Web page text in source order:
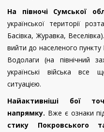
На півночі Сумської
української території
Басівка, Журавка,
вийти до населеного
Водолаги (на північний
українські війська все
ситуацією.
Найактивніші бої
напрямку. Вже є ознаки
стику Покровського